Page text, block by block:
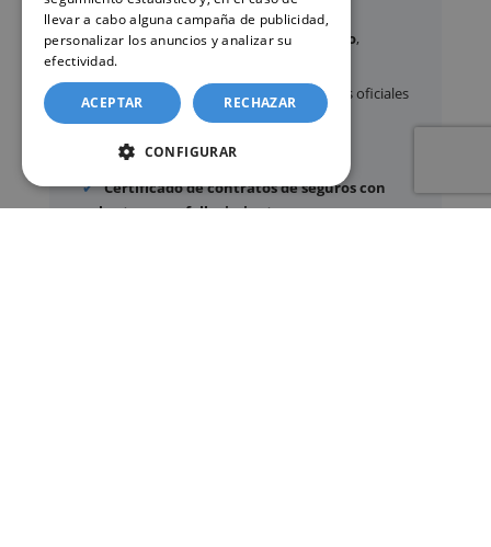
Certificados y partidas denacimiento,
matrimonio
Apostilla de La Hayade documentos oficiales
Legalización
de certificados
Certificado de Últimas Voluntades
Certificado de contratos de seguros con
cobertura por fallecimiento
llevar a cabo alguna campaña de publicidad,
personalizar los anuncios y analizar su
efectividad.
ACEPTAR RECHAZAR
CONFIGURAR